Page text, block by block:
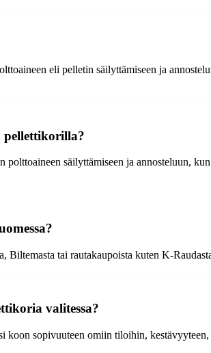
eli pelletin säilyttämiseen ja
pellettikorilla?
säilyttämiseen ja annosteluun,
tai rautakaupoista kuten K-
valitessa?
koon sopivuuteen omiin tiloihin,